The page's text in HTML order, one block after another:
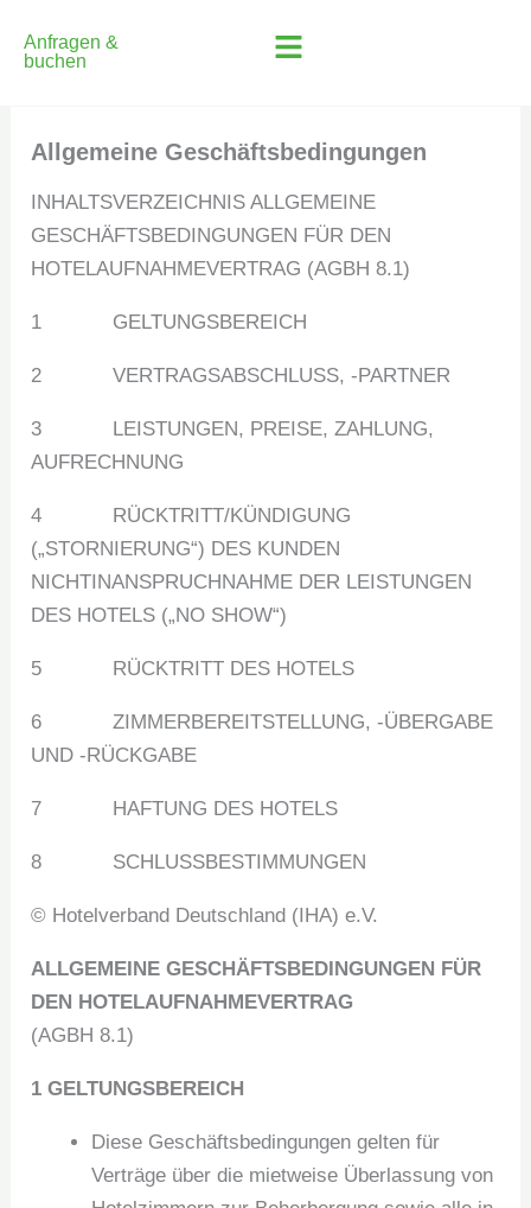
Anfragen &
buchen
Allgemeine Geschäftsbedingungen
INHALTSVERZEICHNIS ALLGEMEINE
GESCHÄFTSBEDINGUNGEN FÜR DEN
HOTELAUFNAHMEVERTRAG (AGBH 8.1)
1 GELTUNGSBEREICH
2 VERTRAGSABSCHLUSS, -PARTNER
3 LEISTUNGEN, PREISE, ZAHLUNG,
AUFRECHNUNG
4 RÜCKTRITT/KÜNDIGUNG
(„STORNIERUNG“) DES KUNDEN
NICHTINANSPRUCHNAHME DER LEISTUNGEN
DES HOTELS („NO SHOW“)
5 RÜCKTRITT DES HOTELS
6 ZIMMERBEREITSTELLUNG, -ÜBERGABE
UND -RÜCKGABE
7 HAFTUNG DES HOTELS
8 SCHLUSSBESTIMMUNGEN
© Hotelverband Deutschland (IHA) e.V.
ALLGEMEINE GESCHÄFTSBEDINGUNGEN FÜR
DEN HOTELAUFNAHMEVERTRAG
(AGBH 8.1)
1 GELTUNGSBEREICH
Diese Geschäftsbedingungen gelten für
Verträge über die mietweise Überlassung von